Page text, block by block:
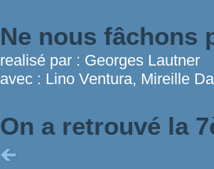
Ne nous fâchons
realisé par : Georges Lautner
avec : Lino Ventura, Mireille
On a retrouvé la